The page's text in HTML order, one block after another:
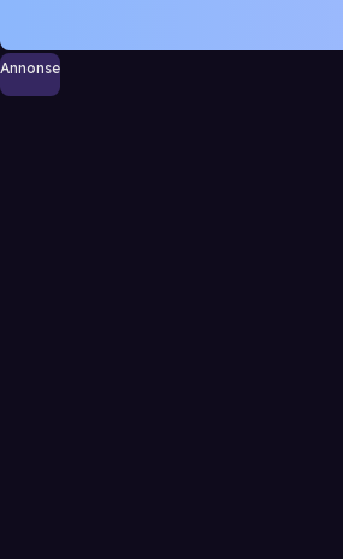
Annonse